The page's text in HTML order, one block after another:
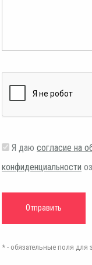
Я даю согласие на
конфиденциальности
* - обязательные поля для